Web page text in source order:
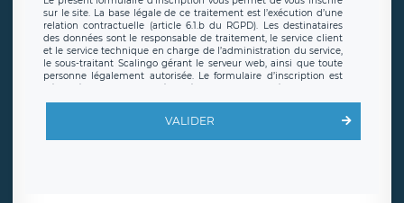
sur le site. La base légale de ce traitement est l’exécution d’une
relation contractuelle (article 6.1.b du RGPD). Les destinataires
des données sont le responsable de traitement, le service client
et le service technique en charge de l’administration du service,
le sous-traitant Scalingo gérant le serveur web, ainsi que toute
personne légalement autorisée. Le formulaire d’inscription est
offrant desclauses de protection conformes au RGPD. Les
en sollicite la suppression, étant entendu que vous pouvez
demander la suppression de vos données et retirer votre
VALIDER